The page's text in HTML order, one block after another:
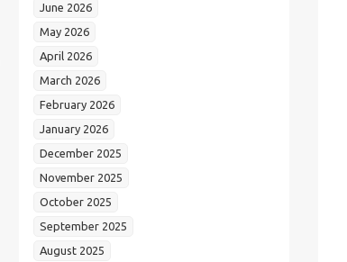
June 2026
May 2026
April 2026
March 2026
February 2026
January 2026
December 2025
November 2025
October 2025
September 2025
August 2025